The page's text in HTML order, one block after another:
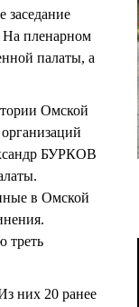
заседание
На пленарном
палаты, а
Омской
БУРКОВ
в Омской
треть
них 20 ранее